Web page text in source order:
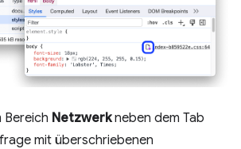
Bereich Netzwerkneben dem Tab
mit überschriebenen